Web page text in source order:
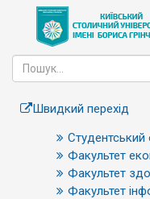
Швидкий перехід
Студентський
Факультет
Факультет
Факультет